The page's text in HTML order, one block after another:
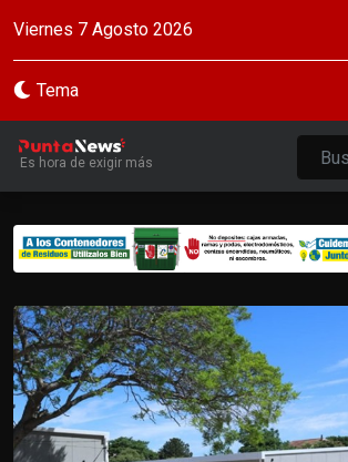
Viernes 7 Agosto 2026
Tema
Es hora de exigir más